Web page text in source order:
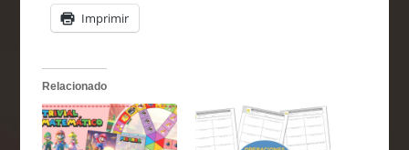
Imprimir
Relacionado